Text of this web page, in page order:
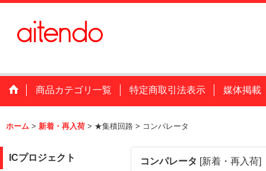
商品カテゴリ一覧 特定商取引法表示 媒体掲載
ホーム > 新着・再入荷 > ★集積回路 > コンパレータ
ICプロジェクト コンパレータ [新着・再入荷]